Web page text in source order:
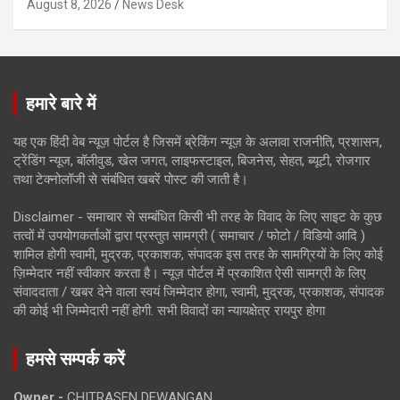
August 8, 2026 News Desk
हमारे बारे में
यह एक हिंदी वेब न्यूज़ पोर्टल है जिसमें ब्रेकिंग न्यूज़ के अलावा राजनीति, प्रशासन,
ट्रेंडिंग न्यूज, बॉलीवुड, खेल जगत, लाइफस्टाइल, बिजनेस, सेहत, ब्यूटी, रोजगार
तथा टेक्नोलॉजी से संबंधित खबरें पोस्ट की जाती है।
Disclaimer - समाचार से सम्बंधित किसी भी तरह के विवाद के लिए साइट के कुछ
तत्वों में उपयोगकर्ताओं द्वारा प्रस्तुत सामग्री ( समाचार / फोटो / विडियो आदि )
शामिल होगी स्वामी, मुद्रक, प्रकाशक, संपादक इस तरह के सामग्रियों के लिए कोई
ज़िम्मेदार नहीं स्वीकार करता है। न्यूज़ पोर्टल में प्रकाशित ऐसी सामग्री के लिए
संवाददाता / खबर देने वाला स्वयं जिम्मेदार होगा, स्वामी, मुद्रक, प्रकाशक, संपादक
की कोई भी जिम्मेदारी नहीं होगी. सभी विवादों का न्यायक्षेत्र रायपुर होगा
हमसे सम्पर्क करें